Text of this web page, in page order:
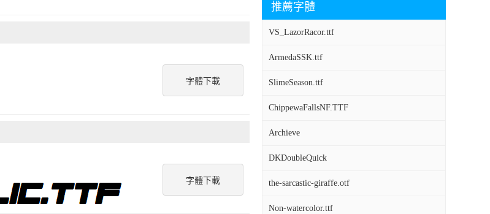
推薦字體
VS_LazorRacor.ttf
ArmedaSSK.ttf
SlimeSeason.ttf
ChippewaFallsNF.TTF
Archieve
DKDoubleQuick
the-sarcastic-giraffe.otf
Non-watercolor.ttf
字體下載
字體下載